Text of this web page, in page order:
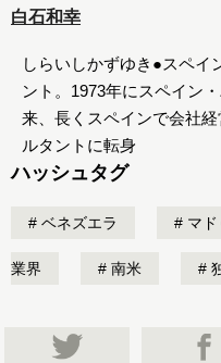
白石和幸
しらいしかずゆき●スペイ
ント。1973年にスペイン
来、長くスペインで会社
ルタントに転身
ハッシュタグ
ベネズエラ マ
業界 南米